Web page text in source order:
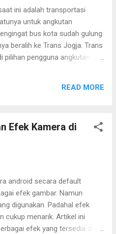
Pantai Parangtritis Dampak
pantai Parangtritis terhadap
cakupannya cukup
adalah salah satu
yang ada di sekitarnya.
terkenal. Di Parangtritis
ini adalah transportasi
untuk angkutan
bus kota sudah gulung
beralih ke Trans Jogja. Trans
pilihan pengguna angkutan
Trans Jogja. -Tarif Tarif jauh
bisa mengelilingi
Ini sangat membantu bagi
penumpang bisa transit ke
Metode pembayaran bisa
uang cash atau uang
ini uang ektronik yang
READ MORE
Efek Kamera di
android secara default
efek gambar. Namun
digunakan. Padahal efek
cukup menarik. Artikel ini
efek yang tersedia di